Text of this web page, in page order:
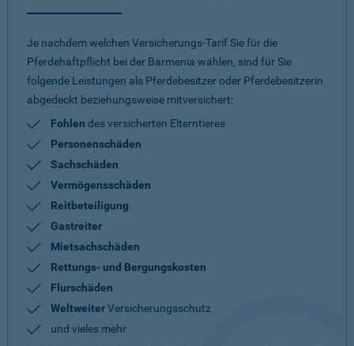
Je nachdem welchen Versicherungs-Tarif Sie für die
Pferdehaftpflicht bei der Barmenia wählen, sind für Sie
folgende Leistungen als Pferdebesitzer oder Pferdebesitzerin
abgedeckt beziehungsweise mitversichert:
Fohlen des versicherten Elterntieres
Personenschäden
Sachschäden
Vermögensschäden
Reitbeteiligung
Gastreiter
Mietsachschäden
Rettungs- und Bergungskosten
Flurschäden
WeltweiterVersicherungsschutz
und vieles mehr